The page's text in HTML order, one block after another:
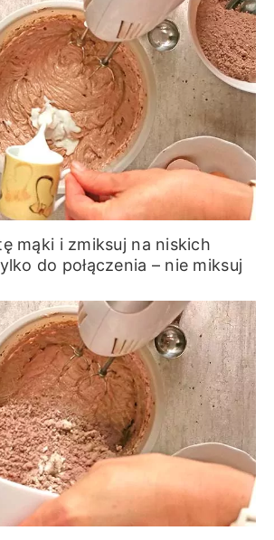
mąki i zmiksuj na niskich
do połączenia – nie miksuj